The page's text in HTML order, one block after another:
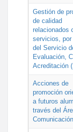
Gestión de
de calidad
relacionados
servicios, por
del Servicio
Evaluación,
Acreditación
Acciones de
promoción
a futuros
través del
Comunicación